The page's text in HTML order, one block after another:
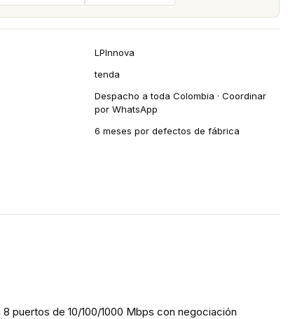
LPInnova
tenda
Despacho a toda Colombia · Coordinar
por WhatsApp
6 meses por defectos de fábrica
puertos de 10/100/1000 Mbps con negociación